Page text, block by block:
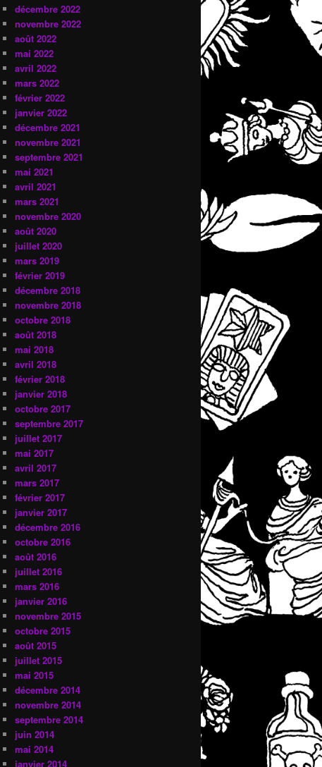
décembre 2022
novembre 2022
août 2022
mai 2022
avril 2022
mars 2022
février 2022
janvier 2022
décembre 2021
novembre 2021
septembre 2021
mai 2021
avril 2021
mars 2021
novembre 2020
août 2020
juillet 2020
mars 2019
février 2019
décembre 2018
novembre 2018
octobre 2018
août 2018
mai 2018
avril 2018
février 2018
janvier 2018
octobre 2017
septembre 2017
juillet 2017
mai 2017
avril 2017
mars 2017
février 2017
janvier 2017
décembre 2016
octobre 2016
août 2016
juillet 2016
mars 2016
janvier 2016
novembre 2015
octobre 2015
août 2015
juillet 2015
mai 2015
décembre 2014
novembre 2014
septembre 2014
juin 2014
mai 2014
janvier 2014